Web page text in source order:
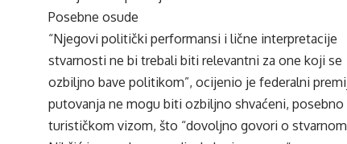
Posebne osude
“Njegovi politički performansi i lične interpretacije
stvarnosti ne bi trebali biti relevantni za one koji se
ozbiljno bave politikom”, ocijenio je federalni
putovanja ne mogu biti ozbiljno shvaćeni,
turističkom vizom, što “dovoljno govori o